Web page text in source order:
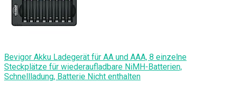
Bevigor Akku Ladegerät für AA und AAA, 8 einzelne
Steckplätze für wiederaufladbare NiMH-Batterien,
Schnellladung, Batterie Nicht enthalten